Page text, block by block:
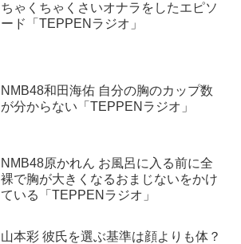
ちゃくちゃくさいオナラをしたエピソ
ード「TEPPENラジオ」
NMB48和田海佑 自分の胸のカップ数
が分からない「TEPPENラジオ」
NMB48原かれん お風呂に入る前に全
裸で胸が大きくなるおまじないをかけ
ている「TEPPENラジオ」
山本彩 彼氏を選ぶ基準は顔よりも体？